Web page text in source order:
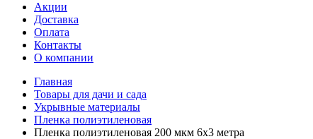
Акции
Доставка
Оплата
Контакты
О компании
Главная
Товары для дачи и сада
Укрывные материалы
Пленка полиэтиленовая
Пленка полиэтиленовая 200 мкм 6х3 метра